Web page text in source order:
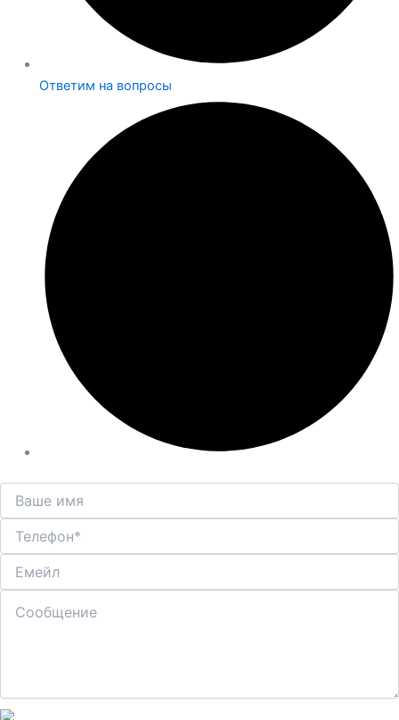
Ответим на вопросы